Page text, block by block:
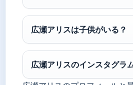
広瀬アリスは子供がいる？
広瀬アリスのインスタグラ